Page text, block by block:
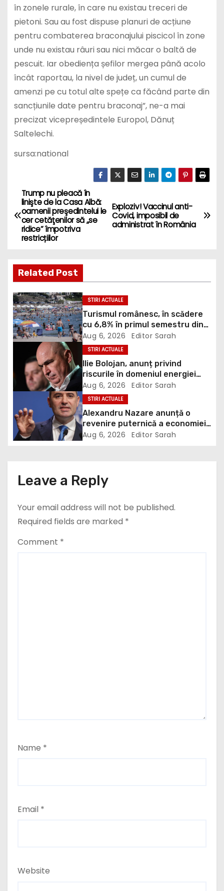
în zonele rurale, în care nu existau treceri de
pietoni. Sau au fost dispuse planuri de acțiune
pentru combaterea braconajului piscicol în zone
unde nu existau râuri sau nici măcar o baltă de
pescuit. Iar obediența șefilor mergea până acolo
încât raportau, la nivel de județ, un cumul de
amenzi pe cu totul alte spețe ca făcând parte din
sancțiunile date pentru braconaj”, ne-a mai
precizat vicepreședintele Europol, Dănuț
Saltelechi.
sursa:national
P
o
s
t
n
a
v
i
g
a
t
i
n
Exploziv! Vaccinul anti-
Covid, imposibil de
administrat în România
Trump nu pleacă în
linişte de la Casa Albă:
oamenii preşedintelui le
cer cetăţenilor să „se
ridice” împotriva
restricțiilor
Related Post
STIRI ACTUALE
Turismul românesc, în scădere
cu 6,8% în primul semestru din
2026
Aug 6, 2026 Editor Sarah
STIRI ACTUALE
Ilie Bolojan, anunț privind
riscurile în domeniul energiei
electrice. Ce a decis Guvernul
Aug 6, 2026 Editor Sarah
STIRI ACTUALE
Alexandru Nazare anunță o
revenire puternică a economiei
în 2027: Inflația va scădea,
Aug 6, 2026 Editor Sarah
Leave a Reply
Your email address will not be published.
Required fields are marked *
Comment *
Name *
Email *
Website